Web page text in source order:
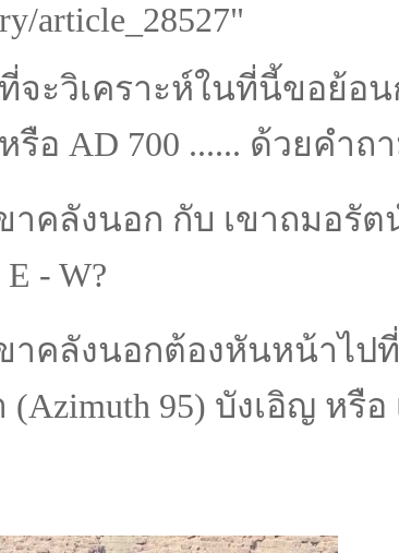
article_28527"
วิเคราะห์ในที่นี้ขอย้อน
รือ AD 700 ...... ด้วยคำถ
ลังนอก กับ เขาถมอรัต
- W?
ลังนอกต้องหันหน้าไป
(Azimuth 95) บังเอิญ หรือ